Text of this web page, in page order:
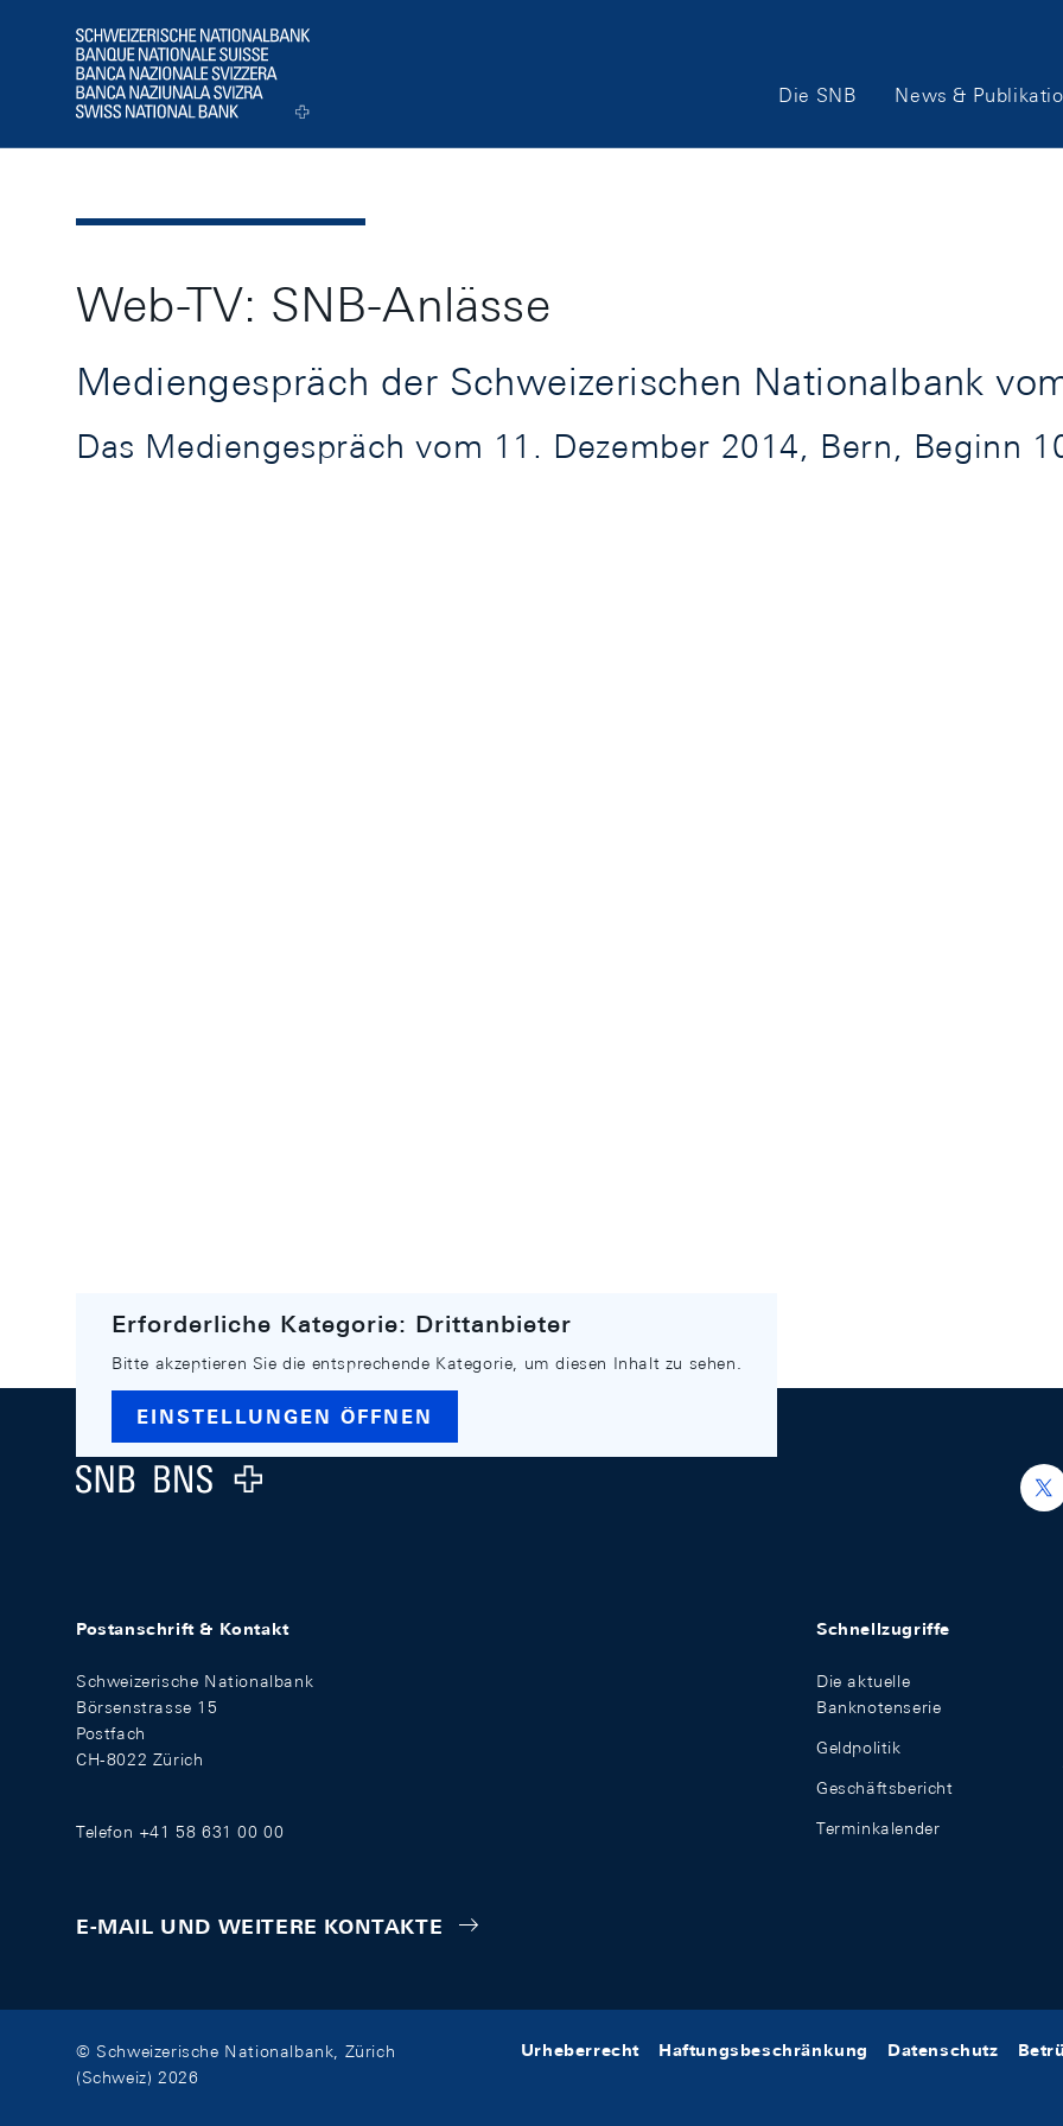
Logo
Hauptnavigation
Die SNB News &
Web-TV: SNB-Anlässe
Mediengespräch der Schweizerischen Nationalbank
Das Mediengespräch vom 11. Dezember 2014, Bern, Beginn
Erforderliche Kategorie: Drittanbieter
Bitte akzeptieren Sie die entsprechende Kategorie, um diesen Inhalt zu sehen.
EINSTELLUNGEN ÖFFNEN
Footer
Logo
Postanschrift & Kontakt
Schweizerische Nationalbank
Börsenstrasse 15
Postfach
CH-8022 Zürich
Telefon +41 58 631 00 00
E-MAIL UND WEITERE KONTAKTE
Schnellzugriffe
Die aktuelle
Banknotenserie
Geldpolitik
Geschäftsbericht
Terminkalender
© Schweizerische Nationalbank, Zürich
(Schweiz) 2026
Urheberrecht Haftungsbeschränkung Datenschutz